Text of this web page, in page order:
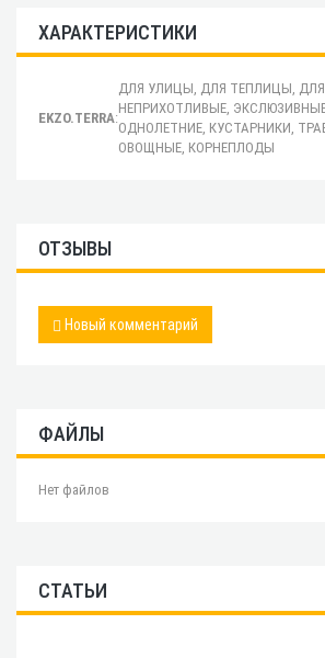
ХАРАКТЕРИСТИКИ
EKZO.TERRA:
ДЛЯ УЛИЦЫ, ДЛЯ ТЕПЛИЦЫ,
НЕПРИХОТЛИВЫЕ,
ОДНОЛЕТНИЕ, КУСТАРНИКИ,
ОВОЩНЫЕ, КОРНЕПЛОДЫ
ОТЗЫВЫ
Новый комментарий
ФАЙЛЫ
Нет файлов
СТАТЬИ